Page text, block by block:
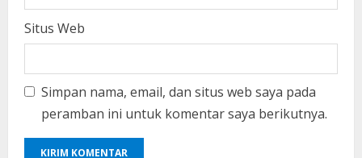
Situs Web
Simpan nama, email, dan situs web saya pada
peramban ini untuk komentar saya berikutnya.